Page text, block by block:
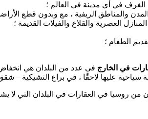
في أي مدينة في العالم ؛
والمناطق الريفية ، مع وبدون قطع
العصرية والقلاع والفيلات القديمة ؛
الطعام ؛
في الخارج في عدد من البلدان هي
عليها لاحقًا ، في براغ التشيكية – شقق في
من روسيا في العقارات في البلدان التي لا